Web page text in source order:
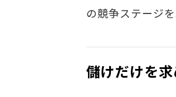
の競争ステージを
儲けだけを